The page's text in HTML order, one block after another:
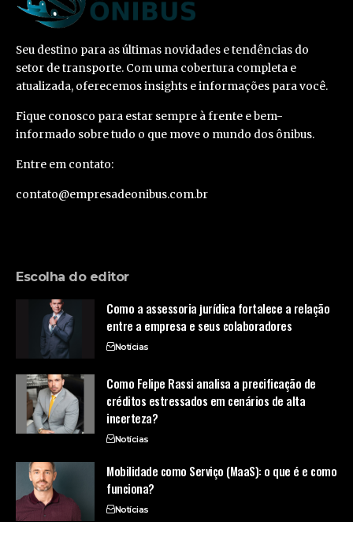
Seu destino para as últimas novidades e tendências do
setor de transporte. Com uma cobertura completa e
atualizada, oferecemos insights e informações para você.
Fique conosco para estar sempre à frente e bem-
informado sobre tudo o que move o mundo dos ônibus.
Entre em contato:
contato@empresadeonibus.com.br
Escolha do editor
Como a assessoria jurídica fortalece a relação
entre a empresa e seus colaboradores
Notícias
Como Felipe Rassi analisa a precificação de
créditos estressados em cenários de alta
incerteza?
Notícias
Mobilidade como Serviço (MaaS): o que é e como
funciona?
Notícias